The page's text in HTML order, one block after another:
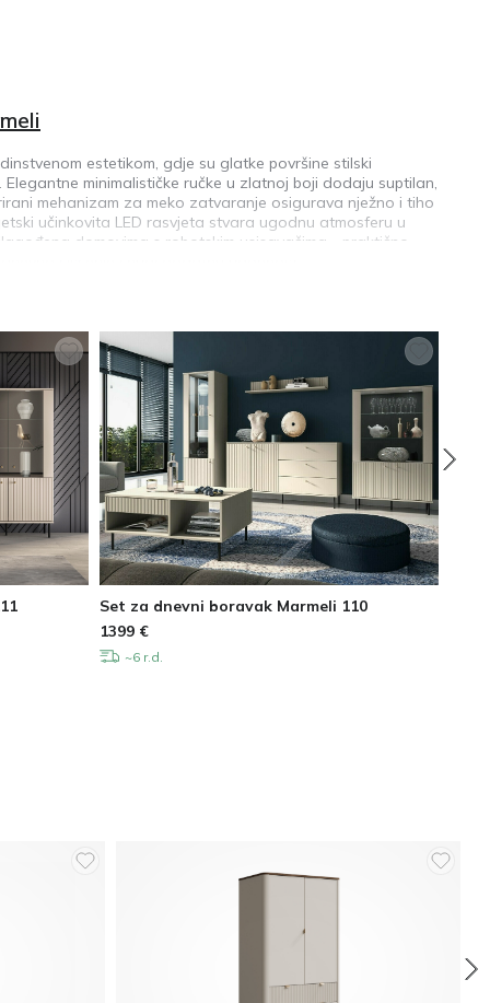
estetikom, gdje su glatke površine stilski
Elegantne minimalističke ručke u zlatnoj boji dodaju suptilan,
mehanizam za meko zatvaranje osigurava nježno i tiho
učinkovita LED rasvjeta stvara ugodnu atmosferu u
domovima s robotskim usisavačima - praktično
čišćenje i nudi dodatnu udobnost.
Set za dnevni boravak Marmeli 110
1399 €
~6 r.d.